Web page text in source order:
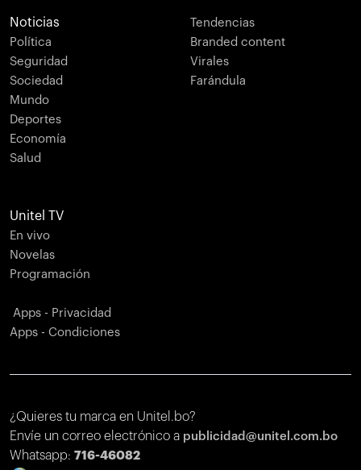
Noticias
Política
Seguridad
Sociedad
Mundo
Deportes
Economía
Salud
Tendencias
Branded content
Virales
Farándula
Unitel TV
En vivo
Novelas
Programación
Apps - Privacidad
Apps - Condiciones
¿Quieres tu marca en Unitel.bo?
Envíe un correo electrónico a publicidad@unitel.com.bo
Whatsapp: 716-46082